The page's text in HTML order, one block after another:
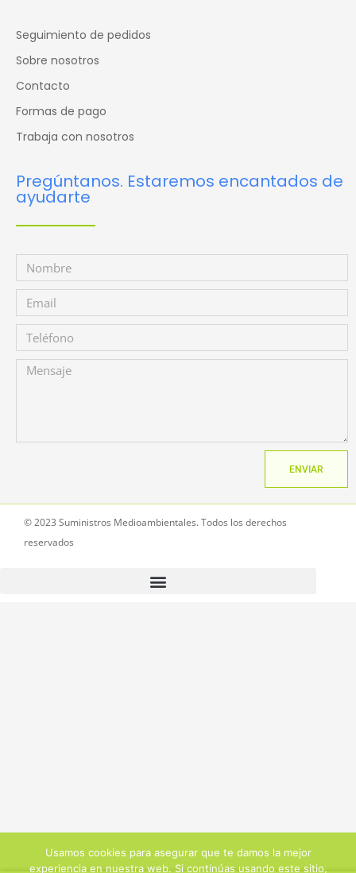
Seguimiento de pedidos
Sobre nosotros
Contacto
Formas de pago
Trabaja con nosotros
Pregúntanos. Estaremos encantados de
ayudarte
ENVIAR
© 2023 Suministros Medioambientales. Todos los derechos
reservados
Usamos cookies para asegurar que te damos la mejor
experiencia en nuestra web. Si continúas usando este sitio,